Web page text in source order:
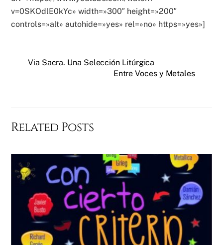
v=0SKOdlE0kYc» width=»300″ height=»200″
controls=»alt» autohide=»yes» rel=»no» https=»yes»]
Via Sacra. Una Selección Litúrgica
Entre Voces y Metales
Related Posts